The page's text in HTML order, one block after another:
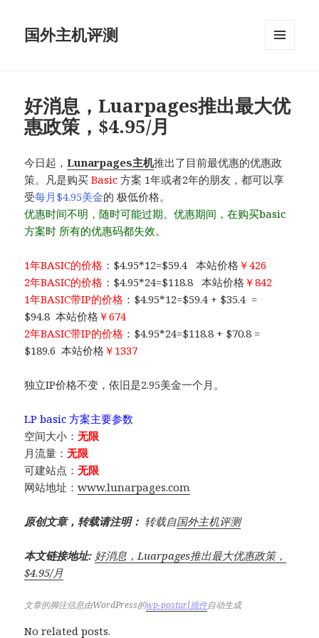
国外主机评测
好消息，Luarpages推出最大优
惠政策，$4.95/月
今日起，Lunarpages主机推出了目前最优惠的优惠政
策。凡是购买 Basic 方案 1年或者2年的朋友，都可以享
受每月$4.95美金的 极低价格。
优惠时间不明，随时可能过期。优惠期间，在购买basic
方案时 所有的优惠码都失效。
1年BASIC的价格 ：$4.95*12=$59.4 本站价格 ￥426
2年BASIC的价格 ：$4.95*24=$118.8 本站价格 ￥842
1年BASIC带IP的价格 ：$4.95*12=$59.4 + $35.4 =
$94.8 本站价格 ￥674
2年BASIC带IP的价格 ：$4.95*24=$118.8 + $70.8 =
$189.6 本站价格 ￥1337
独立IP价格不变，依旧是2.95美金一个月。
LP basic 方案主要参数
空间大小：无限
月流量：无限
可建站点：无限
网站地址：www.lunarpages.com
原创文章，转载请注明： 转载自国外主机评测
本文链接地址: 好消息，Luarpages推出最大优惠政策，
$4.95/月
文章的脚注信息由WordPress的wp-posturl插件自动生成
No related posts.